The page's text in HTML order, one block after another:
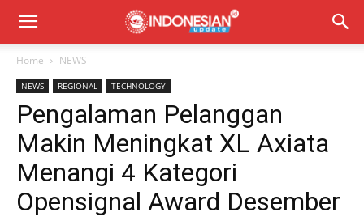
Home NEWS
NEWS REGIONAL TECHNOLOGY
Pengalaman Pelanggan
Makin Meningkat XL Axiata
Menangi 4 Kategori
Opensignal Award Desember